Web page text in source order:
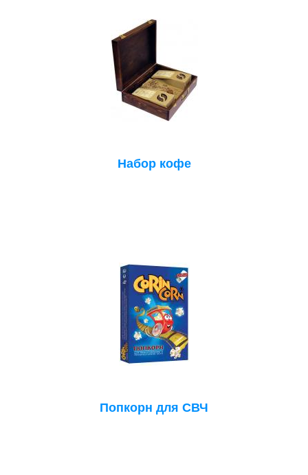
Набор кофе
Попкорн для СВЧ